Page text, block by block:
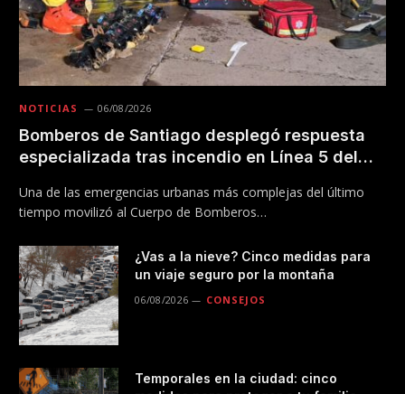
NOTICIAS 06/08/2026
Bomberos de Santiago desplegó respuesta
especializada tras incendio en Línea 5 del
Una de las emergencias urbanas más complejas del último
tiempo movilizó al Cuerpo de Bomberos…
¿Vas a la nieve? Cinco medidas para
un viaje seguro por la montaña
06/08/2026 CONSEJOS
Temporales en la ciudad: cinco